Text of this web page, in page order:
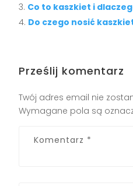
Co to kaszkiet i
Do czego nosić
Prześlij komentarz
Twój adres email nie
Wymagane pola są